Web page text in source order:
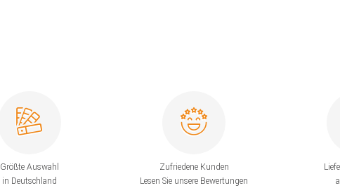
Größte Auswahl
in Deutschland
Zufriedene Kunden
Lesen Sie unsere Bewertungen